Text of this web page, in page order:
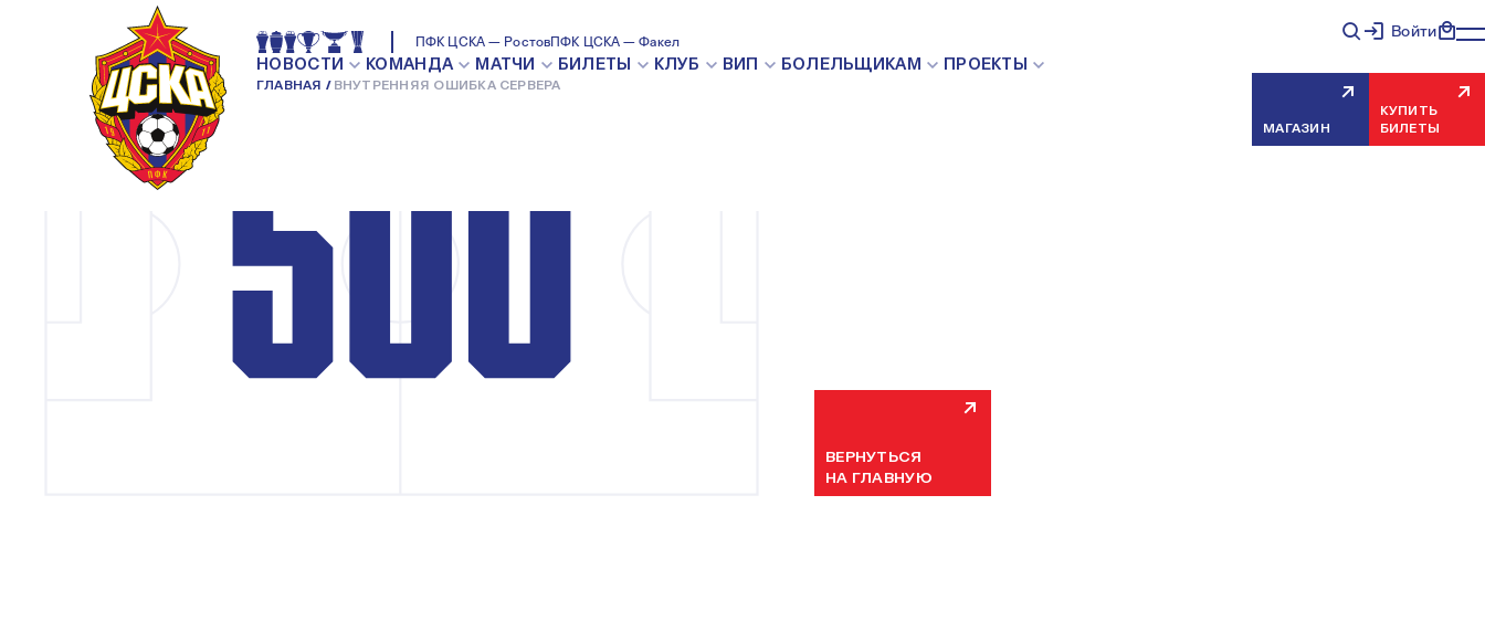
ПФК ЦСКА — РостовПФК ЦСКА — Факел
НОВОСТИ КОМАНДА МАТЧИ БИЛЕТЫ КЛУБ ВИП БОЛЕЛЬЩИКАМ ПРОЕКТЫ
ГЛАВНАЯ ВНУТРЕННЯЯ ОШИБКА СЕРВЕРА
Войти
МАГАЗИН
КУПИТЬ
БИЛЕТЫ
ВНУТРЕННЯЯ ОШИБКА СЕРВЕРА
Мы уже устраняем неисправность, попробуйте обновить страницу через
ВЕРНУТЬСЯ
НА ГЛАВНУЮ